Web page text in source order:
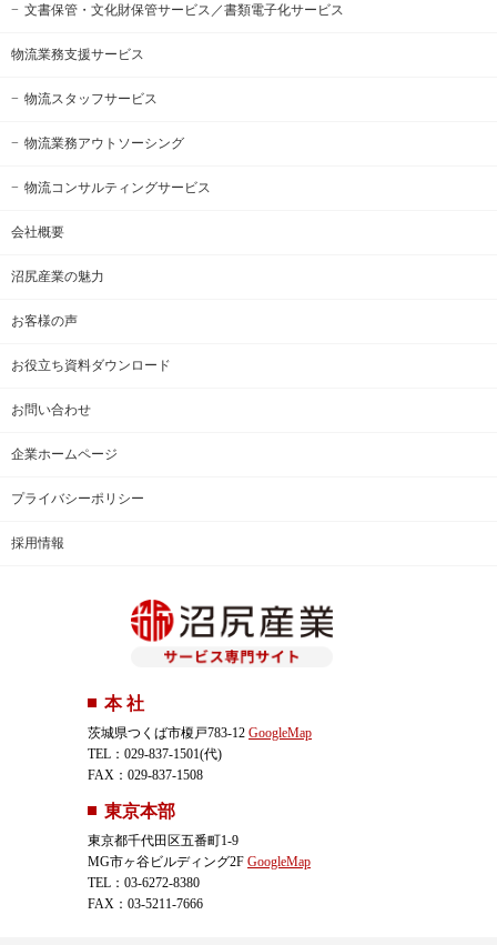
文書保管・文化財保管サービス ／書類電子化サービス
物流業務支援サービス
物流スタッフサービス
物流業務アウトソーシング
物流コンサルティングサービス
会社概要
沼尻産業の魅力
お客様の声
お役立ち資料ダウンロード
お問い合わせ
企業ホームページ
プライバシーポリシー
採用情報
本 社
茨城県つくば市榎戸783-12 GoogleMap
TEL：029-837-1501(代)
FAX：029-837-1508
東京本部
東京都千代田区五番町1-9
MG市ヶ谷ビルディング2F GoogleMap
TEL：03-6272-8380
FAX：03-5211-7666